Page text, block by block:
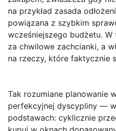
na przykład zasada
powiązana z szybkim
wcześniejszego budżetu. W
za chwilowe zachcianki, a
na rzeczy, które faktycznie
Tak rozumiane planowanie
perfekcyjnej dyscypliny —
podstawach: cyklicznie